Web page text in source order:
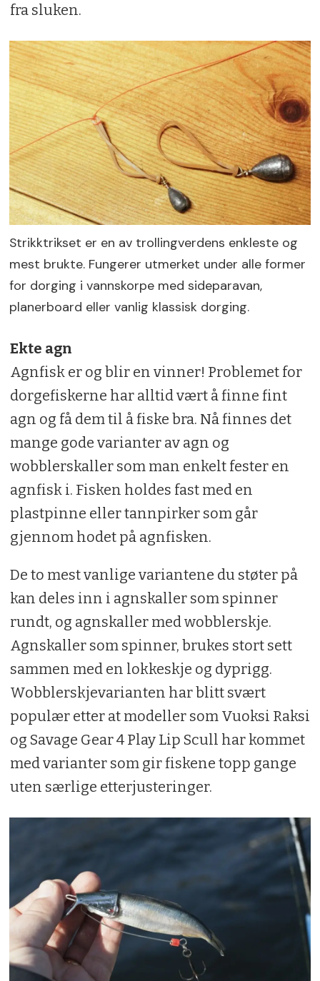
fra sluken.
Strikktrikset er en av trollingverdens enkleste og
mest brukte. Fungerer utmerket under alle former
for dorging i vannskorpe med sideparavan,
planerboard eller vanlig klassisk dorging.
Ekte agn
Agnfisk er og blir en vinner! Proble­met for
dorgefiskerne har alltid vært å finne fint
agn og få dem til å fiske bra. Nå finnes det
mange gode varianter av agn­ og
wobblerskaller som man en­kelt fester en
agnfisk i. Fisken holdes fast med en
plastpinne eller tannpirker som går
gjennom hodet på agnfisken.
De to mest vanlige variantene du støter på
kan deles inn i agnskaller som spinner
rundt, og agnskaller med wobblerskje.
Agnskaller som spinner, brukes stort sett
sammen med en lokkeskje og dyprigg.
Wobblerskjevari­anten har blitt svært
populær etter at modeller som Vuoksi Raksi
og Savage Gear 4 Play Lip Scull har kommet
med varianter som gir fiskene topp gange
uten særlige etterjusteringer.